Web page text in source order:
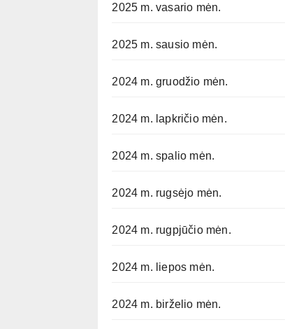
2025 m. vasario mėn.
2025 m. sausio mėn.
2024 m. gruodžio mėn.
2024 m. lapkričio mėn.
2024 m. spalio mėn.
2024 m. rugsėjo mėn.
2024 m. rugpjūčio mėn.
2024 m. liepos mėn.
2024 m. birželio mėn.